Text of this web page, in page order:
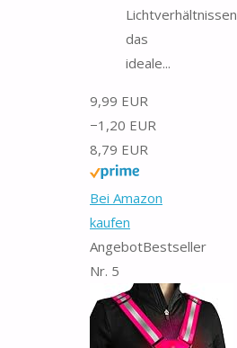
Lichtverhältnissen
das
ideale...
9,99 EUR
−1,20 EUR
8,79 EUR
Bei Amazon
kaufen
AngebotBestseller
Nr. 5